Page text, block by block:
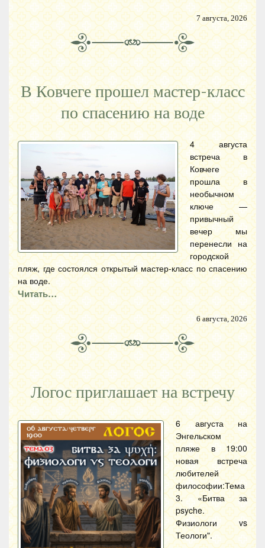
7 августа, 2026
В Ковчеге прошел мастер-класс
по спасению на воде
4 августа
встреча в
Ковчеге
прошла в
необычном
ключе —
привычный
вечер мы
перенесли на
городской
пляж, где состоялся открытый мастер-класс по спасению
на воде.
Читать…
6 августа, 2026
Логос приглашает на встречу
6 августа на
Энгельском
пляже в 19:00
новая встреча
любителей
философии:Тема
3. «Битва за
psyche.
Физиологи vs
Теологи".